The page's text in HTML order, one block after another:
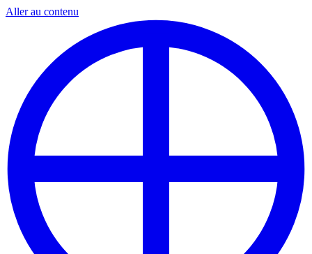
Aller au contenu